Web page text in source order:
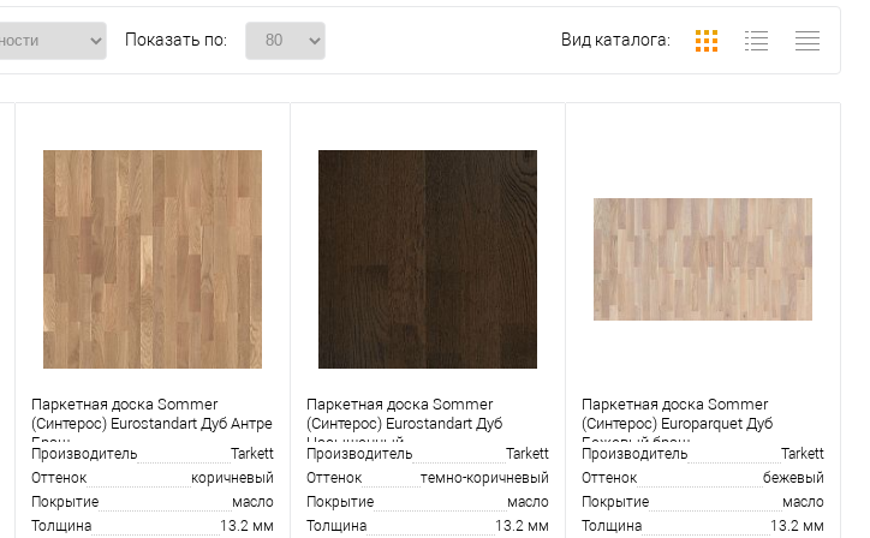
Показать по: Вид каталога:
Паркетная доска Sommer
(Синтерос) Eurostandart Дуб Антре
Браш
Производитель
Tarkett
Оттенок
коричневый
Покрытие
масло
Толщина
13.2 мм
Паркетная доска Sommer
(Синтерос) Eurostandart Дуб
Насыщенный
Производитель
Tarkett
Оттенок
темно-коричневый
Покрытие
масло
Толщина
13.2 мм
Паркетная доска Sommer
(Синтерос) Europarquet Дуб
Бежевый браш
Производитель
Tarkett
Оттенок
бежевый
Покрытие
масло
Толщина
13.2 мм